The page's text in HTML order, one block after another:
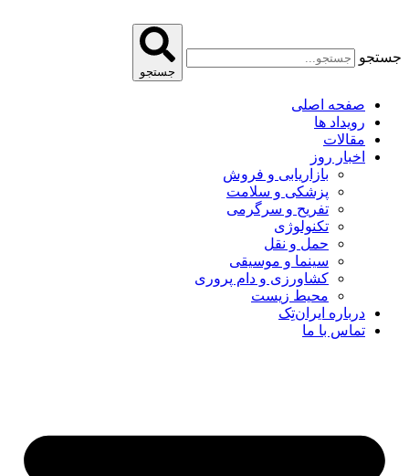
جستجو
جستجو
صفحه اصلی
رویداد ها
مقالات
اخبار روز
بازاریابی و فروش
پزشکی و سلامت
تفریح و سرگرمی
تکنولوژی
حمل و نقل
سینما و موسیقی
کشاورزی و دام پروری
محیط زیست
درباره ایران‌تِک
تماس با ما